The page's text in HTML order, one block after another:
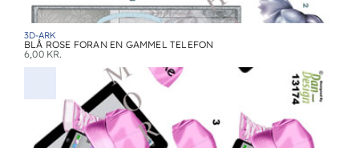
3D-ARK
BLÅ ROSE FORAN EN GAMMEL TELEFON
6,00 KR.